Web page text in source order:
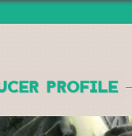
PROFILE